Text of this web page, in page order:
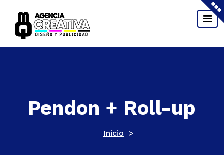
contenido
Material POP, Impresión, Diseño Gráfico y Web,
Pendon + Roll-up
Inicio >